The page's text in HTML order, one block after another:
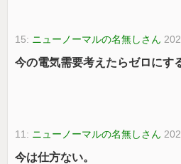
15: ニューノーマルの名無しさん
今の電気需要考えたらゼロにす
11: ニューノーマルの名無しさん
今は仕方ない。